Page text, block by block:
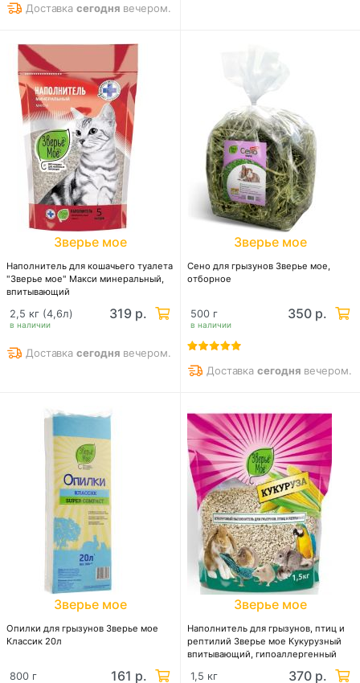
Доставкасегодня вечером.
Зверье мое
Наполнитель для кошачьего туалета
"Зверье мое" Макси минеральный,
впитывающий
в наличии
2,5 кг (4,6л) 319 р.
Доставкасегодня вечером.
Зверье мое
Сено для грызунов Зверье мое,
отборное
в наличии
500 г 350 р.
Доставкасегодня вечером.
Зверье мое
Опилки для грызунов Зверье мое
Классик 20л
800 г 161 р.
Зверье мое
Наполнитель для грызунов, птиц и
рептилий Зверье мое Кукурузный
впитывающий, гипоаллергенный
1,5 кг 370 р.